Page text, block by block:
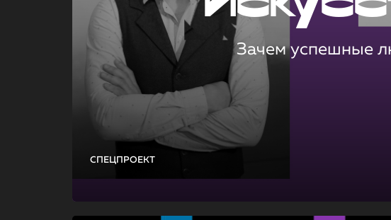
СПЕЦПРОЕКТ
Зачем успешные